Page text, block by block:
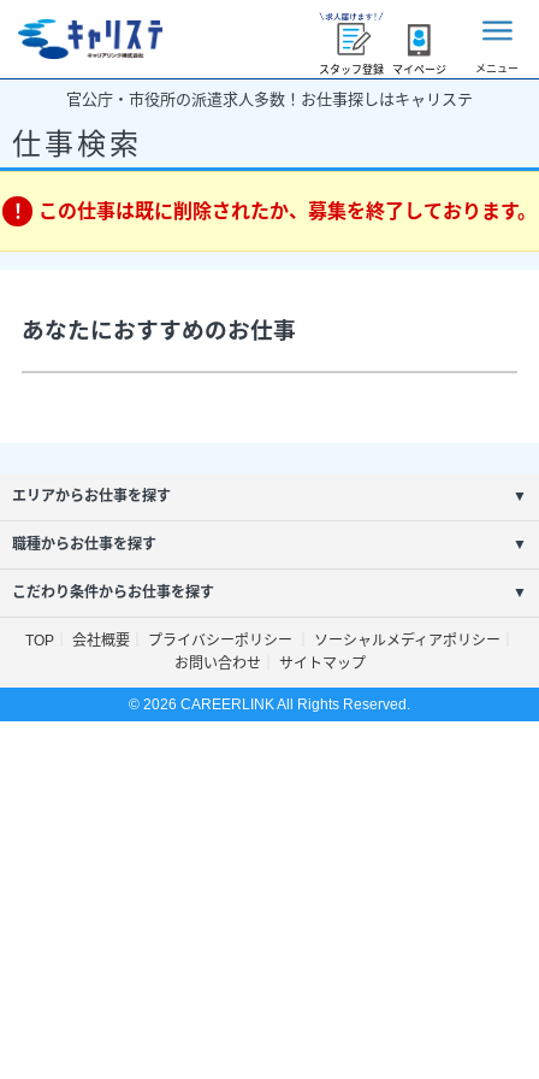
スタッフ登録 マイページ メニュー
官公庁・市役所の派遣求人多数！お仕事探しはキャリステ
仕事検索
この仕事は既に削除されたか、募集を終了しております。
あなたにおすすめのお仕事
エリアからお仕事を探す ▼
職種からお仕事を探す ▼
こだわり条件からお仕事を探す ▼
TOP 会社概要 プライバシーポリシー
ソーシャルメディアポリシー
お問い合わせ
サイトマップ
© 2026 CAREERLINK All Rights Reserved.